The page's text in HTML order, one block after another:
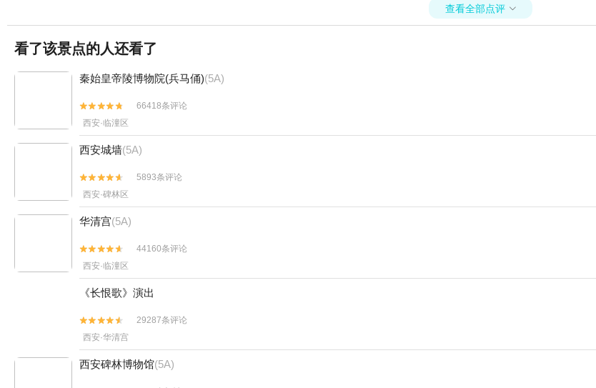
查看全部点评 
看了该景点的人还看了
秦始皇帝陵博物院(兵马俑)(5A)


66418条评论
西安·临潼区
西安城墙(5A)


5893条评论
西安·碑林区
华清宫(5A)


44160条评论
西安·临潼区
《长恨歌》演出


29287条评论
西安·华清宫
西安碑林博物馆(5A)